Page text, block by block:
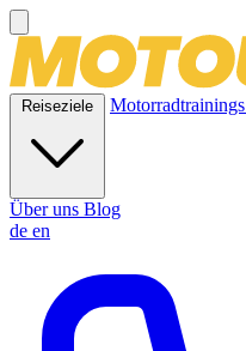
Reiseziele Motorradtrainings
Über uns Blog
de en